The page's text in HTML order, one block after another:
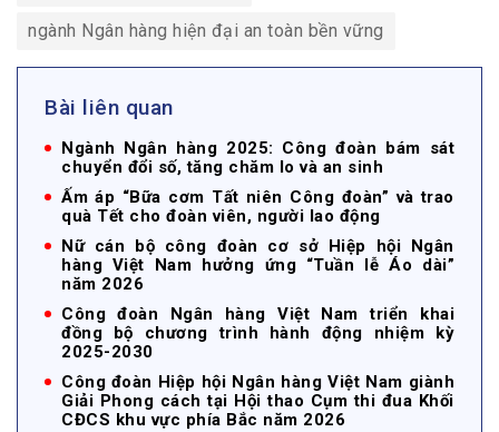
ngành Ngân hàng hiện đại an toàn bền vững
Bài liên quan
Ngành Ngân hàng 2025: Công đoàn bám sát
chuyển đổi số, tăng chăm lo và an sinh
Ấm áp “Bữa cơm Tất niên Công đoàn” và trao
quà Tết cho đoàn viên, người lao động
Nữ cán bộ công đoàn cơ sở Hiệp hội Ngân
hàng Việt Nam hưởng ứng “Tuần lễ Áo dài”
năm 2026
Công đoàn Ngân hàng Việt Nam triển khai
đồng bộ chương trình hành động nhiệm kỳ
2025-2030
Công đoàn Hiệp hội Ngân hàng Việt Nam giành
Giải Phong cách tại Hội thao Cụm thi đua Khối
CĐCS khu vực phía Bắc năm 2026